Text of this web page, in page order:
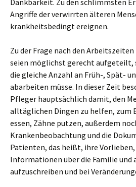
Dankbarkeit. Zu den schlimmsten
Angriffe der verwirrten älteren
krankheitsbedingt ereignen.
Zu der Frage nach den
seien möglichst gerecht aufgeteilt,
die gleiche Anzahl an Früh-, Spät-
abarbeiten müsse. In dieser Zeit
Pfleger hauptsächlich damit, den
alltäglichen Dingen zu helfen, zum
essen, Zähne putzen, außerdem
Krankenbeobachtung und die
Patienten, das heißt, ihre
Informationen über die Familie und
aufzuschreiben und bei